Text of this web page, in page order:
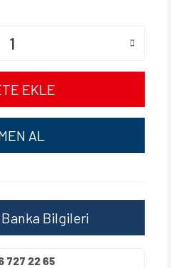
EKLE
AL
Bilgileri
727 22 65